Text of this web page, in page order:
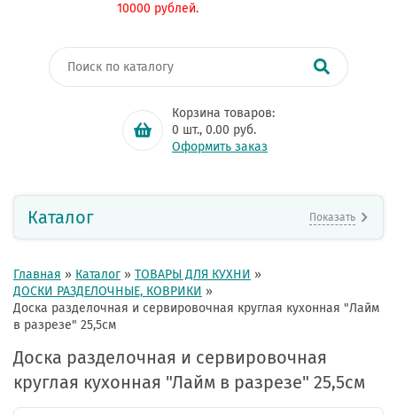
10000 рублей.
Корзина товаров:
0 шт., 0.00 руб.
Оформить заказ
Каталог Показать
Главная » Каталог » ТОВАРЫ ДЛЯ КУХНИ »
ДОСКИ РАЗДЕЛОЧНЫЕ, КОВРИКИ »
Доска разделочная и сервировочная круглая кухонная "Лайм
в разрезе" 25,5см
Доска разделочная и сервировочная
круглая кухонная "Лайм в разрезе" 25,5см